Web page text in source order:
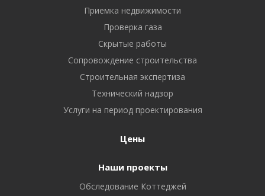
Приемка недвижимости
Проверка газа
Скрытые работы
Сопровождение строительства
Строительная экспертиза
Технический надзор
Услуги на период проектирования
Цены
Наши проекты
Обследование Коттеджей